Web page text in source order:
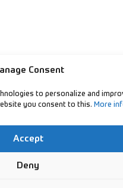
Consent
to personalize and
you consent to this. More
Accept
Deny